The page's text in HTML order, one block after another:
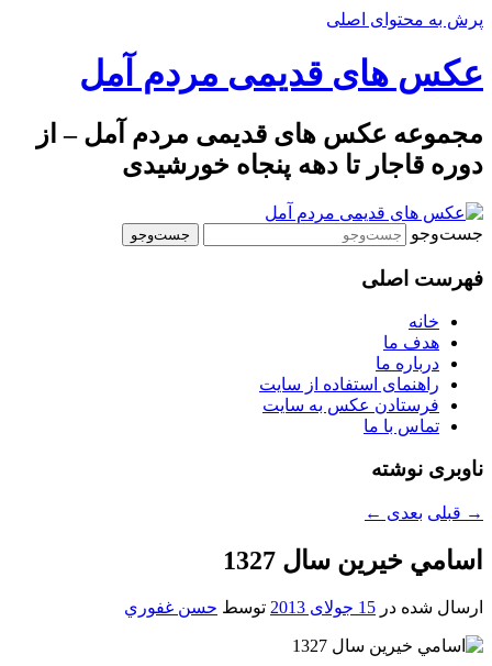
پرش به محتوای اصلی
عکس های قدیمی مردم آمل
مجموعه عکس های قدیمی مردم آمل – از
دوره قاجار تا دهه پنجاه خورشیدی
جست‌وجو
فهرست اصلی
خانه
هدف ما
درباره ما
راهنمای استفاده از سایت
فرستادن عکس به سایت
تماس با ما
ناوبری نوشته
→ قبلی بعدی ←
اسامي خيرين سال 1327
ارسال شده در 15 جولای 2013 توسط حسن غفوري